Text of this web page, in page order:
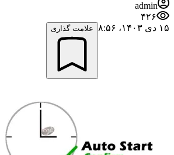
admin
۴۲۶
۱۵ دی ۱۴۰۳،‏ ۸:۵۶
علامت گذاری